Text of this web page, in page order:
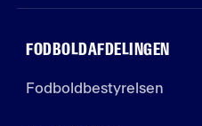
FODBOLDAFDELINGEN
Fodboldbestyrelsen